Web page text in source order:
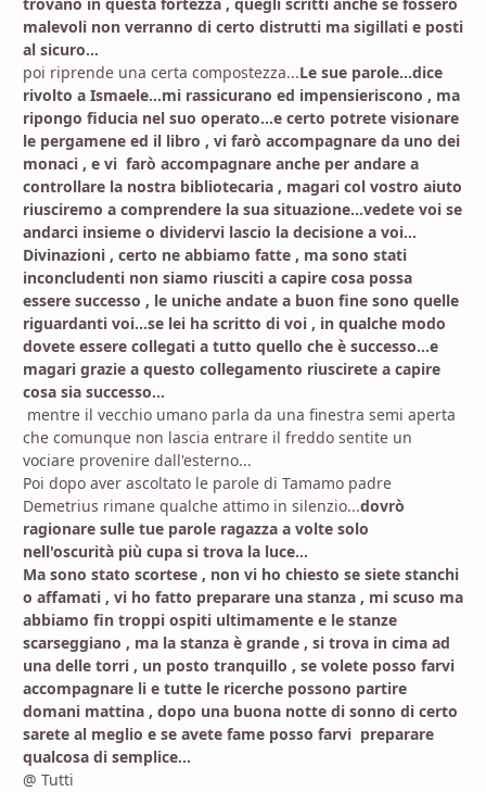
malevoli non verranno di certo distrutti ma sigillati e posti
al sicuro...
poi riprende una certa compostezza...Le sue parole...dice
rivolto a Ismaele...mi rassicurano ed impensieriscono , ma
ripongo fiducia nel suo operato...e certo potrete visionare
le pergamene ed il libro , vi farò accompagnare da uno dei
monaci , e vi farò accompagnare anche per andare a
controllare la nostra bibliotecaria , magari col vostro aiuto
riusciremo a comprendere la sua situazione...vedete voi se
andarci insieme o dividervi lascio la decisione a voi...
Divinazioni , certo ne abbiamo fatte , ma sono stati
inconcludenti non siamo riusciti a capire cosa possa
essere successo , le uniche andate a buon fine sono quelle
riguardanti voi...se lei ha scritto di voi , in qualche modo
dovete essere collegati a tutto quello che è successo...e
magari grazie a questo collegamento riuscirete a capire
cosa sia successo...
mentre il vecchio umano parla da una finestra semi aperta
che comunque non lascia entrare il freddo sentite un
vociare provenire dall'esterno...
Poi dopo aver ascoltato le parole di Tamamo padre
Demetrius rimane qualche attimo in silenzio...dovrò
ragionare sulle tue parole ragazza a volte solo
nell'oscurità più cupa si trova la luce...
Ma sono stato scortese , non vi ho chiesto se siete stanchi
o affamati , vi ho fatto preparare una stanza , mi scuso ma
abbiamo fin troppi ospiti ultimamente e le stanze
scarseggiano , ma la stanza è grande , si trova in cima ad
una delle torri , un posto tranquillo , se volete posso farvi
accompagnare li e tutte le ricerche possono partire
domani mattina , dopo una buona notte di sonno di certo
sarete al meglio e se avete fame posso farvi preparare
qualcosa di semplice...
@ Tutti